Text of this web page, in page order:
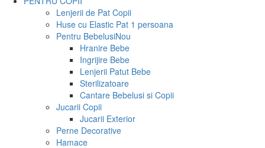
Lenjerii de Pat Copii
Huse cu Elastic Pat 1 persoana
Pentru BebelusiNou
Hranire Bebe
Ingrijire Bebe
Lenjerii Patut Bebe
Sterilizatoare
Cantare Bebelusi si Copii
Jucarii Copii
Jucarii Exterior
Perne Decorative
Hamace